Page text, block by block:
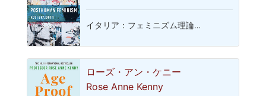
イタリア：フェミニズム理論…
ローズ・アン・ケニー
Rose Anne Kenny